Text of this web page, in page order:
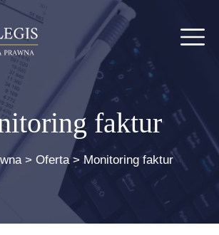
faktur
> Oferta>Monitoring faktur